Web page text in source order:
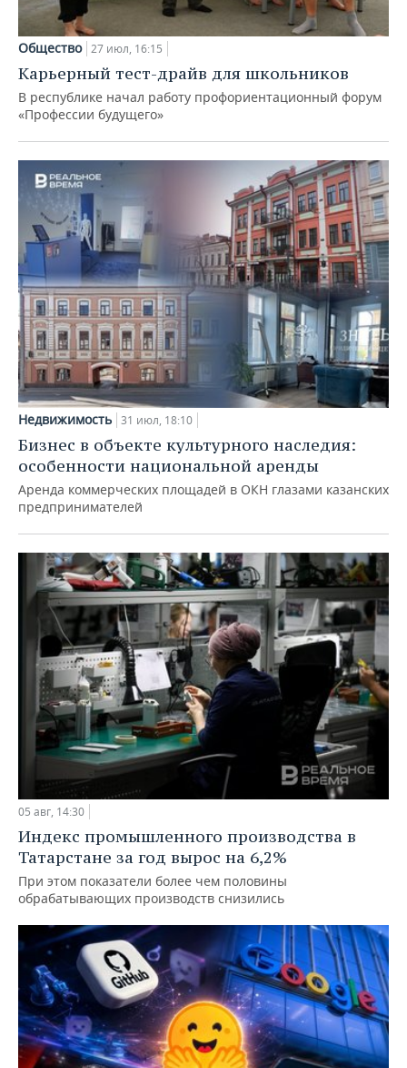
Общество 27 июл, 16:15
Карьерный тест-драйв для школьников
В республике начал работу профориентационный форум
«Профессии будущего»
Недвижимость 31 июл, 18:10
Бизнес в объекте культурного наследия:
особенности национальной аренды
Аренда коммерческих площадей в ОКН глазами казанских
предпринимателей
05 авг, 14:30
Индекс промышленного производства в
Татарстане за год вырос на 6,2%
При этом показатели более чем половины
обрабатывающих производств снизились